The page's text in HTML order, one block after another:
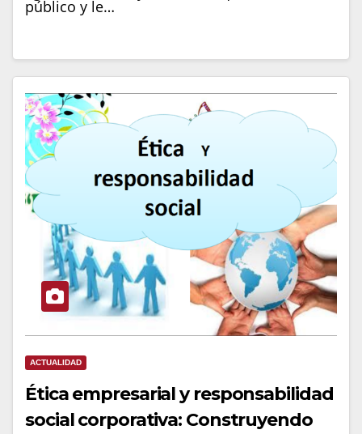
público y le…
ACTUALIDAD
Ética empresarial y responsabilidad
social corporativa: Construyendo